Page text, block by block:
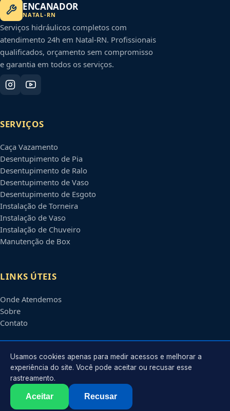
ENCANADOR
NATAL-RN
Serviços hidráulicos completos com
atendimento 24h em Natal-RN. Profissionais
qualificados, orçamento sem compromisso
e garantia em todos os serviços.
SERVIÇOS
Caça Vazamento
Desentupimento de Pia
Desentupimento de Ralo
Desentupimento de Vaso
Desentupimento de Esgoto
Instalação de Torneira
Instalação de Vaso
Instalação de Chuveiro
Manutenção de Box
LINKS ÚTEIS
Onde Atendemos
Sobre
Contato
CONTATO
Atendimento em
contato@encanadoremnatal.com.br
2026 Encanador emNatal
. Todos os direitos reservados.
Usamos cookies apenas para medir acessos e melhorar a
experiência do site. Você pode aceitar ou recusar esse
rastreamento.
Aceitar Recusar